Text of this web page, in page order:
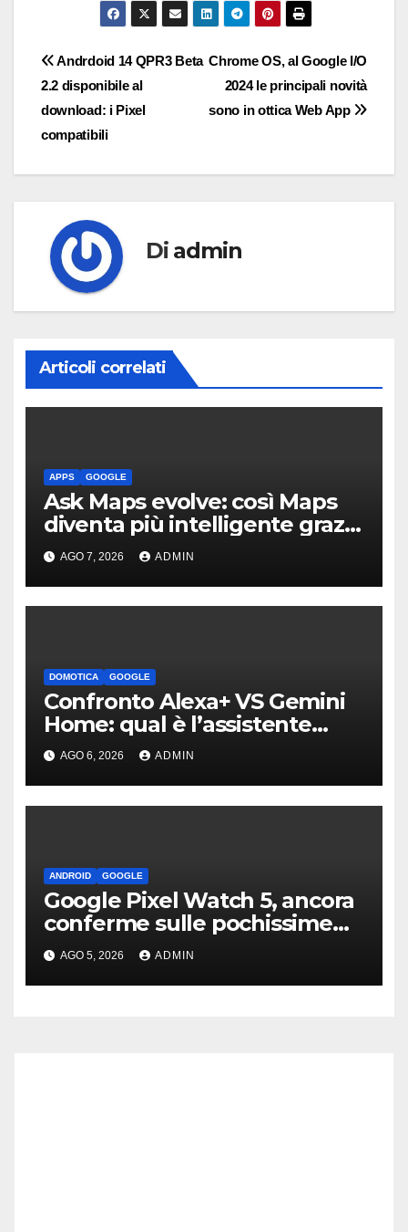
Navigazione
articoli
Chrome OS, al Google I/O
2024 le principali novità
sono in ottica Web App
Andrdoid 14 QPR3 Beta
2.2 disponibile al
download: i Pixel
compatibili
Di admin
Articoli correlati
APPS GOOGLE
Ask Maps evolve: così Maps
diventa più intelligente grazie
a Gemini
AGO 7, 2026 ADMIN
DOMOTICA GOOGLE
Confronto Alexa+ VS Gemini
Home: qual è l’assistente
migliore | Video
AGO 6, 2026 ADMIN
ANDROID GOOGLE
Google Pixel Watch 5, ancora
conferme sulle pochissime
novità hardware
AGO 5, 2026 ADMIN